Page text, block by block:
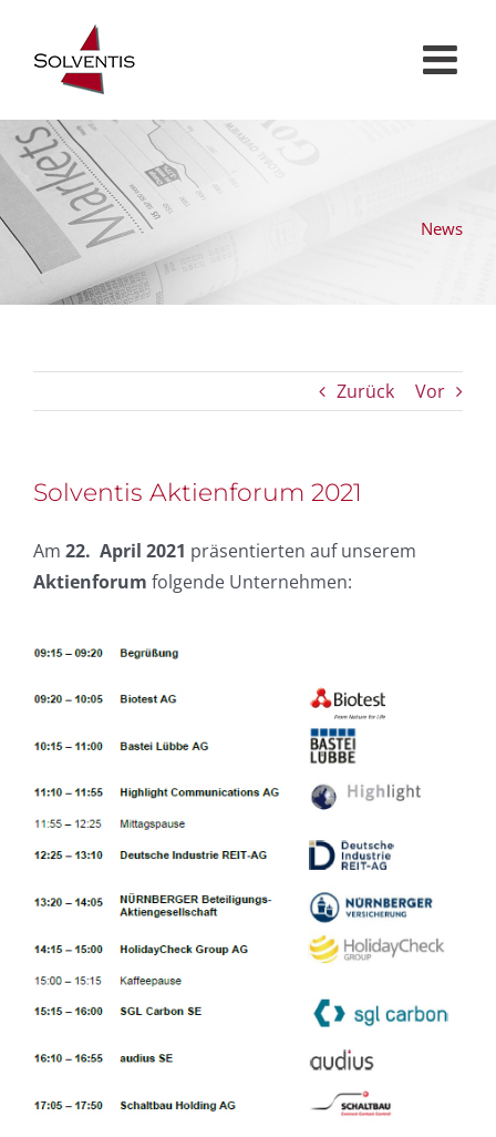
springen
News
Zurück Vor
Solventis Aktienforum 2021
Am 22. April 2021 präsentierten auf unserem
Aktienforum folgende Unternehmen: